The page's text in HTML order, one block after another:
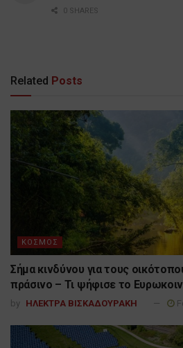
0 SHARES
Related Posts
ΚΟΣΜΟΣ
Σήμα κινδύνου για τους
πράσινο – Τι ψήφισε το
by ΗΛΕΚΤΡΑ ΒΙΣΚΑΔΟΥΡΑΚΗ